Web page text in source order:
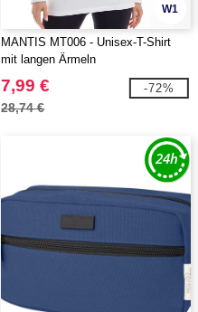
W1
MANTIS MT006 - Unisex-T-Shirt
mit langen Ärmeln
7,99 €
28,74 €
-72%